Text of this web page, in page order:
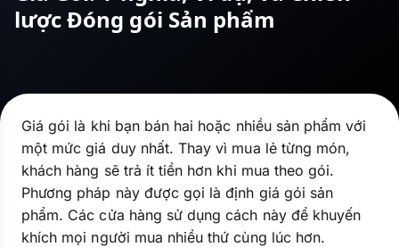
lược Đóng gói Sản phẩm
Giá gói là khi bạn bán hai hoặc nhiều sản phẩm với
một mức giá duy nhất. Thay vì mua lẻ từng món,
khách hàng sẽ trả ít tiền hơn khi mua theo gói.
Phương pháp này được gọi là định giá gói sản
phẩm. Các cửa hàng sử dụng cách này để khuyến
khích mọi người mua nhiều thứ cùng lúc hơn.